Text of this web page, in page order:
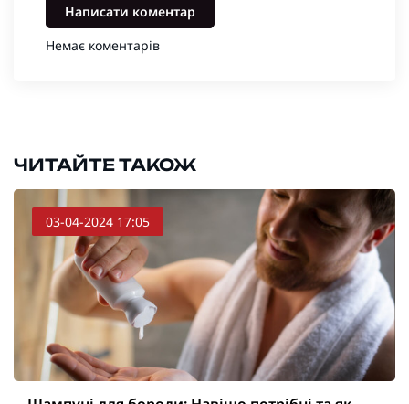
Написати коментар
Немає коментарів
ЧИТАЙТЕ ТАКОЖ
03-04-2024 17:05